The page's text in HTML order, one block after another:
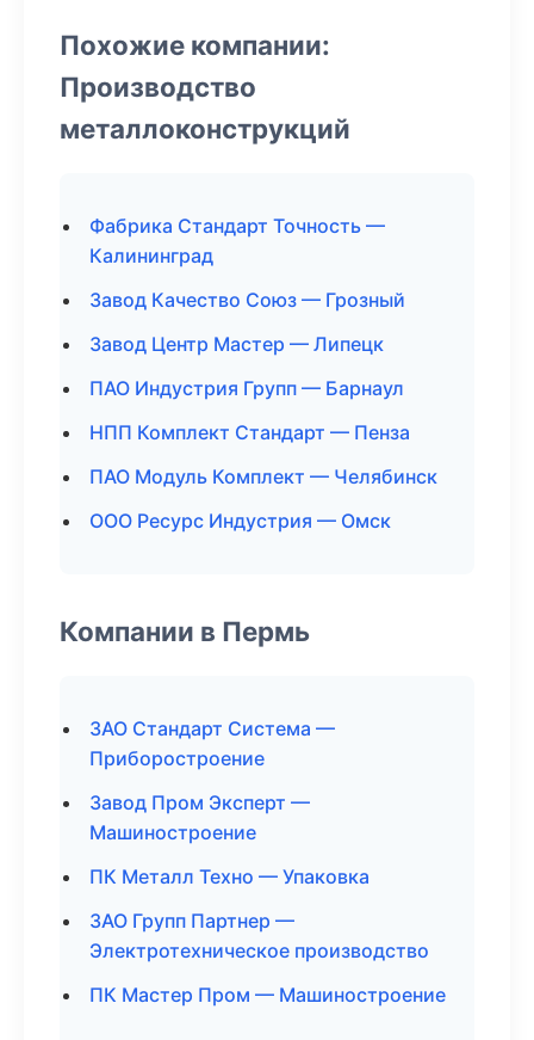
Похожие компании:
Производство
металлоконструкций
Фабрика Стандарт Точность —
Калининград
Завод Качество Союз — Грозный
Завод Центр Мастер — Липецк
ПАО Индустрия Групп — Барнаул
НПП Комплект Стандарт — Пенза
ПАО Модуль Комплект — Челябинск
ООО Ресурс Индустрия — Омск
Компании в Пермь
ЗАО Стандарт Система —
Приборостроение
Завод Пром Эксперт —
Машиностроение
ПК Металл Техно — Упаковка
ЗАО Групп Партнер —
Электротехническое производство
ПК Мастер Пром — Машиностроение